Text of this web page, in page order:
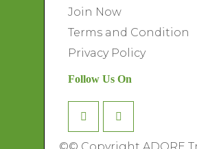
Join Now
Terms and Condition
Privacy Policy
Follow Us On